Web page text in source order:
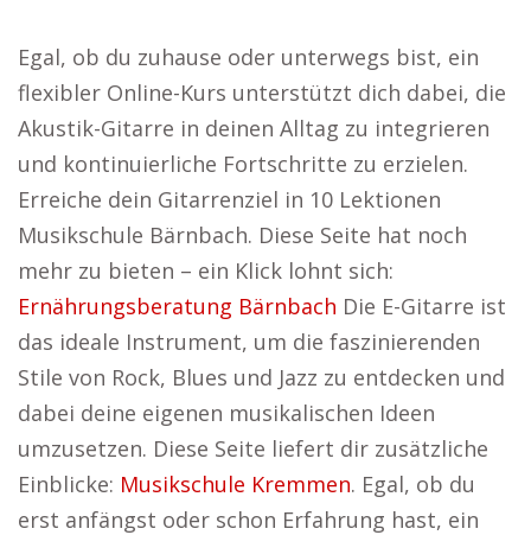
Egal, ob du zuhause oder unterwegs bist, ein
flexibler Online-Kurs unterstützt dich dabei, die
Akustik-Gitarre in deinen Alltag zu integrieren
und kontinuierliche Fortschritte zu erzielen.
Erreiche dein Gitarrenziel in 10 Lektionen
Musikschule Bärnbach. Diese Seite hat noch
mehr zu bieten – ein Klick lohnt sich:
Ernährungsberatung Bärnbach Die E-Gitarre ist
das ideale Instrument, um die faszinierenden
Stile von Rock, Blues und Jazz zu entdecken und
dabei deine eigenen musikalischen Ideen
umzusetzen. Diese Seite liefert dir zusätzliche
Einblicke: Musikschule Kremmen. Egal, ob du
erst anfängst oder schon Erfahrung hast, ein